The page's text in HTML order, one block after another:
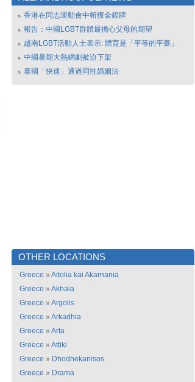
香港在同志運動會中斬獲金銀牌
報告：中國LGBT群體最擔心父母的期望
越南LGBT活動人士表示: 體育是「平等的平臺」
中國暑期大熱網劇被迫下架
泰國「快速」通過同性婚姻法
OTHER LOCATIONS
Greece » Aitolia kai Akarnania
Greece » Akhaia
Greece » Argolis
Greece » Arkadhia
Greece » Arta
Greece » Attiki
Greece » Dhodhekanisos
Greece » Drama